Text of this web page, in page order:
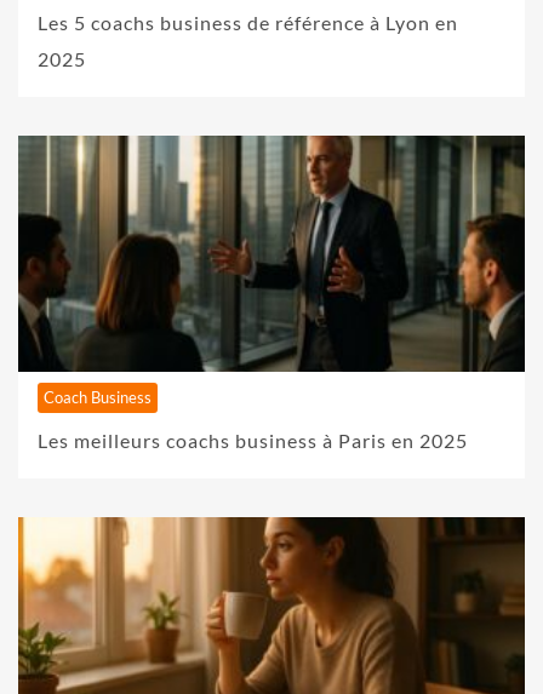
Les 5 coachs business de référence à Lyon en
2025
Coach Business
Les meilleurs coachs business à Paris en 2025